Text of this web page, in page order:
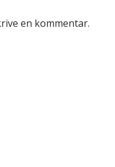
en kommentar.